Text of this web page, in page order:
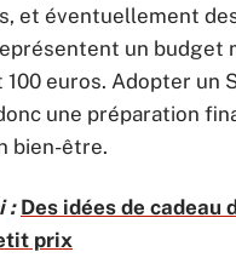
et éventuellement
un budget
euros. Adopter un
une préparation
bien-être.
: Des idées de cadeau
prix